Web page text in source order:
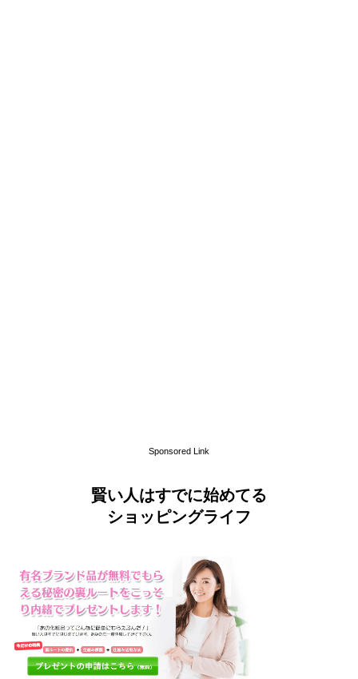
Sponsored Link
賢い人はすでに始めてる
ショッピングライフ